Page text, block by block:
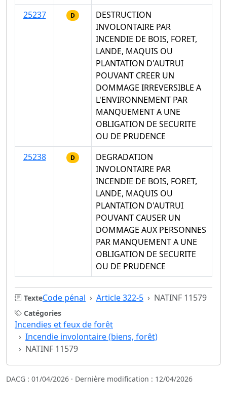
25237
D
DESTRUCTION
INVOLONTAIRE PAR
INCENDIE DE BOIS, FORET,
LANDE, MAQUIS OU
PLANTATION D'AUTRUI
POUVANT CREER UN
DOMMAGE IRREVERSIBLE A
L'ENVIRONNEMENT PAR
MANQUEMENT A UNE
OBLIGATION DE SECURITE
OU DE PRUDENCE
25238
D
DEGRADATION
INVOLONTAIRE PAR
INCENDIE DE BOIS, FORET,
LANDE, MAQUIS OU
PLANTATION D'AUTRUI
POUVANT CAUSER UN
DOMMAGE AUX PERSONNES
PAR MANQUEMENT A UNE
OBLIGATION DE SECURITE
OU DE PRUDENCE
TexteCode pénal Article 322-5 NATINF 11579
Catégories
Incendies et feux de forêt
Incendie involontaire (biens, forêt)
NATINF 11579
DACG : 01/04/2026 · Dernière modification : 12/04/2026